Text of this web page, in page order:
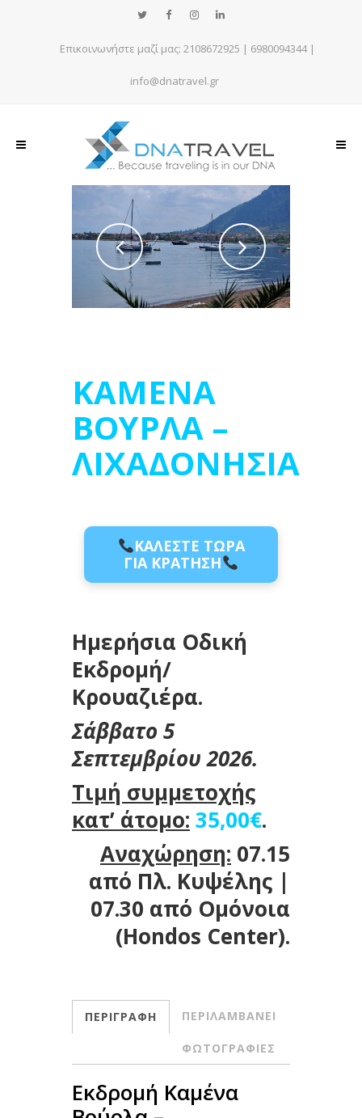
Επικοινωνήστε μαζί μας: 2108672925 | 6980094344|
info@dnatravel.gr
ΚΑΜΕΝΑ
ΒΟΥΡΛΑ –
ΛΙΧΑΔΟΝΗΣΙΑ
ΚΑΛΕΣΤΕ ΤΩΡΑ
ΓΙΑ ΚΡΑΤΗΣΗ
Ημερήσια Οδική
Εκδρομή/
Κρουαζιέρα.
Σάββατο 5
Σεπτεμβρίου 2026.
Τιμή συμμετοχής
κατ’ άτομο: 35,00€.
Αναχώρηση: 07.15
από Πλ. Κυψέλης |
07.30 από Ομόνοια
(Hondos Center).
ΠΕΡΙΓΡΑΦΗ ΠΕΡΙΛΑΜΒΑΝΕΙ
ΦΩΤΟΓΡΑΦΙΕΣ
Εκδρομή Καμένα